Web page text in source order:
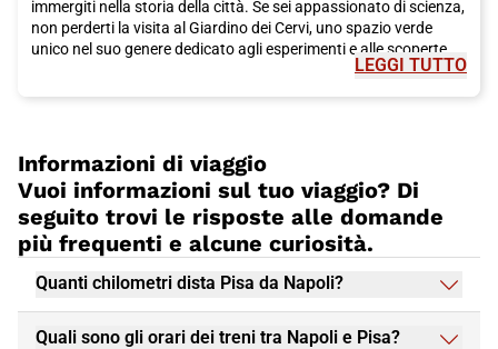
immergiti nella storia della città. Se sei appassionato di scienza,
non perderti la visita al Giardino dei Cervi, uno spazio verde
unico nel suo genere dedicato agli esperimenti e alle scoperte
scientifiche. E se sei in cerca di relax, fai una passeggiata tra i
raggiungere questa splendida destinazione e vivere
un'esperienza indimenticabile tra arte, cultura e gastronomia
toscana. Cosa aspetti? Acquista subito il tuo biglietto per Pisa!
LEGGI TUTTO
Informazioni di viaggio
Vuoi informazioni sul tuo viaggio? Di
seguito trovi le risposte alle domande
più frequenti e alcune curiosità.
Quanti chilometri dista Pisa da Napoli?
Quali sono gli orari dei treni tra Napoli e Pisa?